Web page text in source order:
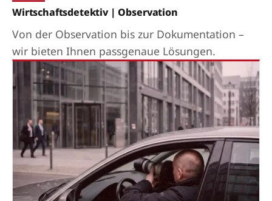
Wirtschaftsdetektiv | Observation
Von der Observation bis zur Dokumentation –
wir bieten Ihnen passgenaue Lösungen.